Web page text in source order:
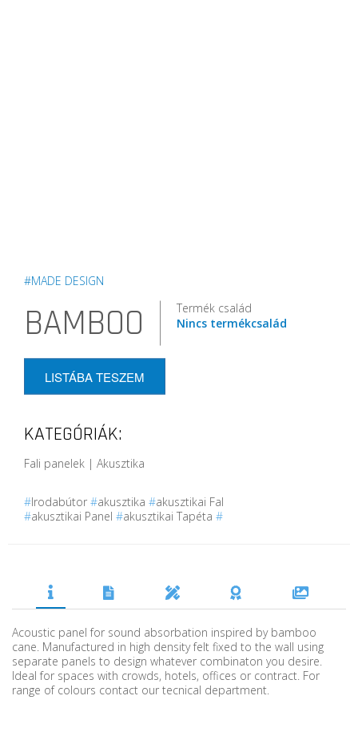
#MADE DESIGN
BAMBOO
Termék család
Nincs termékcsalád
LISTÁBA TESZEM
KATEGÓRIÁK:
Fali panelek | Akusztika
#Irodabútor #akusztika #akusztikai Fal
#akusztikai Panel #akusztikai Tapéta #
Acoustic panel for sound absorbation inspired by bamboo
cane. Manufactured in high density felt fixed to the wall using
separate panels to design whatever combinaton you desire.
Ideal for spaces with crowds, hotels, offices or contract. For
range of colours contact our tecnical department.